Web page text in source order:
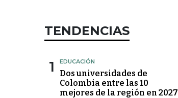
TENDENCIAS
1 EDUCACIÓN
Dos universidades de
Colombia entre las 10
mejores de la región en 2027